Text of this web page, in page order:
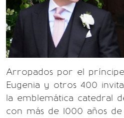
Arropados por el
Eugenia y otros 400
la emblemática catedral
con más de 1000 años